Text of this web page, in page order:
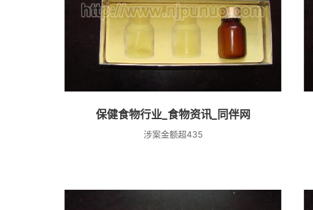
保健食物行业_食物资讯_同伴网
涉案金额超435